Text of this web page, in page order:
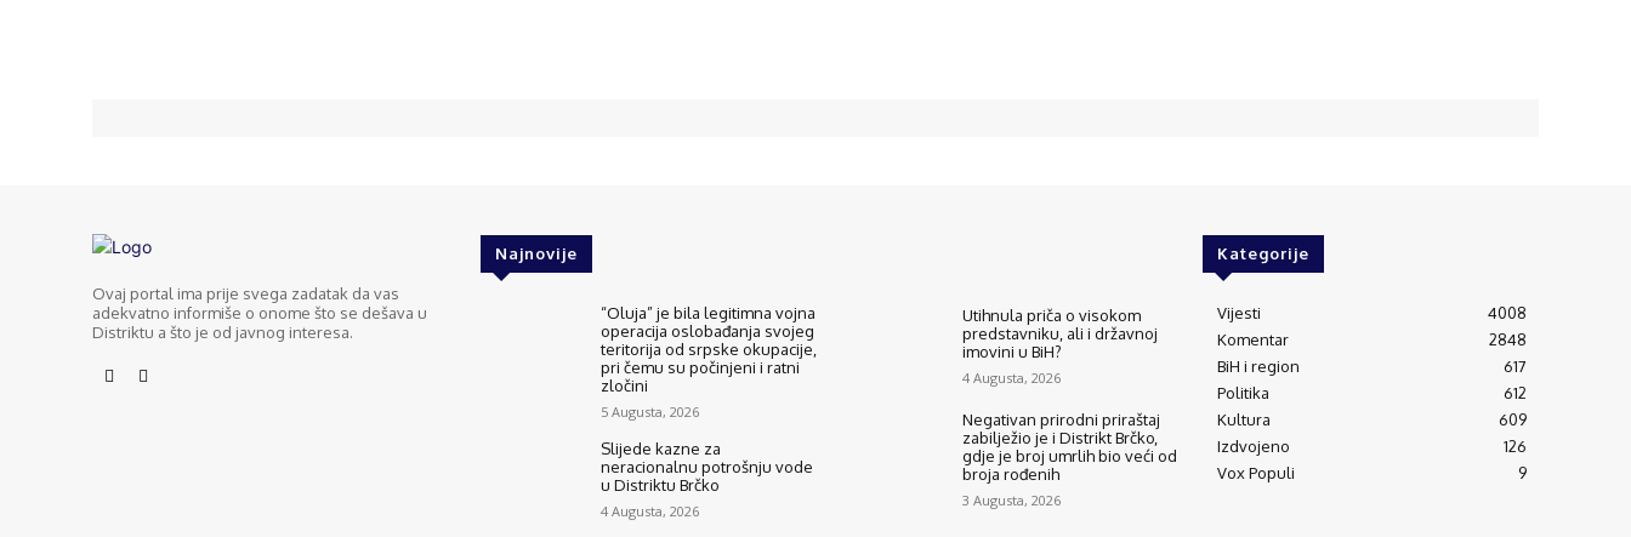
Ovaj portal ima prije svega zadatak da vas
adekvatno informiše o onome što se dešava u
Distriktu a što je od javnog interesa.
Najnovije
“Oluja” je bila legitimna vojna
operacija oslobađanja svojeg
teritorija od srpske okupacije,
pri čemu su počinjeni i ratni
zločini
5 Augusta, 2026
Slijede kazne za
neracionalnu potrošnju vode
u Distriktu Brčko
4 Augusta, 2026
Utihnula priča o visokom
predstavniku, ali i državnoj
imovini u BiH?
4 Augusta, 2026
Negativan prirodni priraštaj
zabilježio je i Distrikt Brčko,
gdje je broj umrlih bio veći od
broja rođenih
3 Augusta, 2026
Kategorije
Vijesti
4008
Komentar
2848
BiH i region
617
Politika
612
Kultura
609
Izdvojeno
126
Vox Populi
9